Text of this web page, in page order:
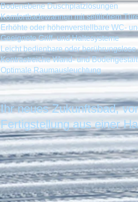
Bodenebene Duschplatzlösungen
Komfortbadewannen mit seitlichem
Erhöhte oder höhenverstellbare WC-
Geeignete Griff- und Haltesysteme
Leicht bedienbare oder
Kontrastreiche Wand- und
Optimale Raumausleuchtung
Ihr neues Zukunftsbad,
Fertigstellung aus einer